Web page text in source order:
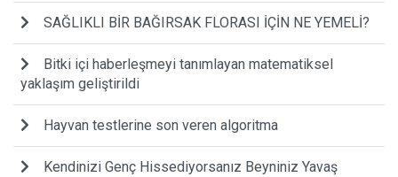
SAĞLIKLI BİR BAĞIRSAK FLORASI İÇİN NE YEMELİ?
Bitki içi haberleşmeyi tanımlayan matematiksel
yaklaşım geliştirildi
Hayvan testlerine son veren algoritma
Kendinizi Genç Hissediyorsanız Beyniniz Yavaş